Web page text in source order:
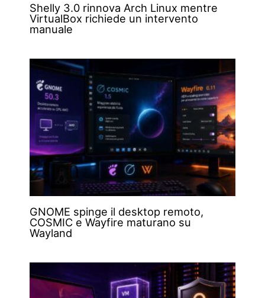
Shelly 3.0 rinnova Arch Linux mentre
VirtualBox richiede un intervento
manuale
GNOME spinge il desktop remoto,
COSMIC e Wayfire maturano su
Wayland